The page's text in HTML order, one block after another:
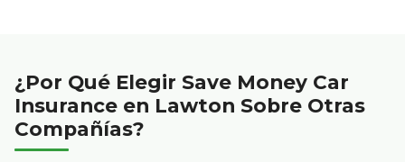
¿Por Qué Elegir Save Money Car
Insurance en Lawton Sobre Otras
Compañías?